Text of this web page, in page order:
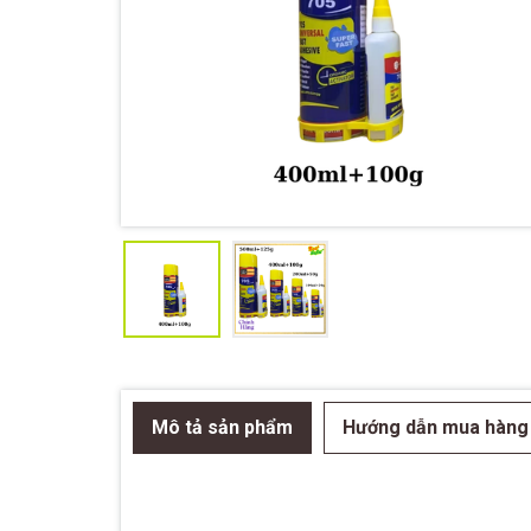
Mô tả sản phẩm Hướng dẫn mua hàng